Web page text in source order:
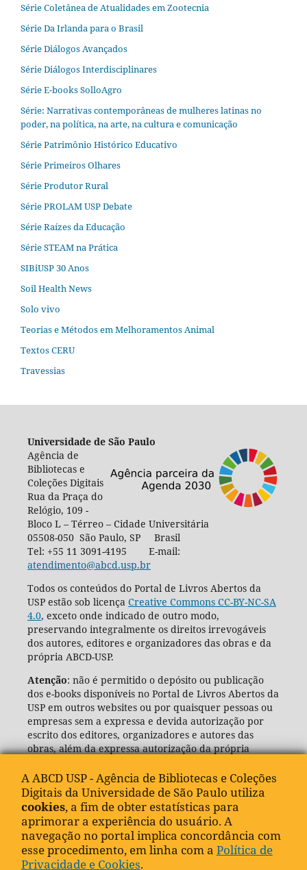
Série Coletânea de Atualidades em Zootecnia
Série Da Irlanda para o Brasil
Série Diálogos Avançados
Série Diálogos Interdisciplinares
Série E-books SolloAgro
Série: Narrativas contemporâneas de mulheres latinas no
poder, na política, na arte, na cultura e comunicação
Série Patrimônio Histórico Educativo
Série Primeiros Olhares
Série Produtor Rural
Série PROLAM USP Debate
Série Raízes da Educação
Série STEAM na Prática
SIBiUSP 30 Anos
Soil Health News
Solo vivo
Teorias e Métodos em Melhoramentos Animal
Textos CERU
Travessias
Universidade de São Paulo
Agência de
Bibliotecas e
Coleções Digitais
Rua da Praça do
Relógio, 109 -
Bloco L – Térreo – Cidade Universitária
05508-050 São Paulo, SP Brasil
Tel: +55 11 3091-4195 E-mail:
atendimento@abcd.usp.br
Todos os conteúdos do Portal de Livros Abertos da
USP estão sob licença Creative Commons CC-BY-NC-SA
4.0, exceto onde indicado de outro modo,
preservando integralmente os direitos irrevogáveis
dos autores, editores e organizadores das obras e da
própria ABCD-USP.
Atenção: não é permitido o depósito ou publicação
dos e-books disponíveis no Portal de Livros Abertos da
USP em outros websites ou por quaisquer pessoas ou
empresas sem a expressa e devida autorização por
escrito dos editores, organizadores e autores das
obras, além da expressa autorização da própria
(ABCD-USP).
A ABCD USP - Agência de Bibliotecas e Coleções
Digitais da Universidade de São Paulo utiliza
cookies, a fim de obter estatísticas para
aprimorar a experiência do usuário. A
navegação no portal implica concordância com
esse procedimento, em linha com a Política de
Privacidade e Cookies.